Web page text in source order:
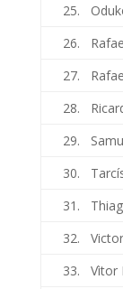
25.
26.
27.
28.
29.
30.
31.
32.
33. Vìtor